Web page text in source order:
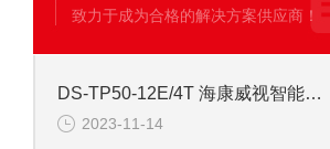
致力于成为合格的解决方案供应商！
DS-TP50-12E/4T 海康威视智能交通终端服务器
2023-11-14